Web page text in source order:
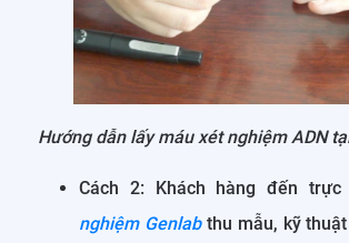
Hướng dẫn lấy máu xét nghiệm ADN
Cách 2: Khách hàng đến trực
nghiệm Genlabthu mẫu, kỹ